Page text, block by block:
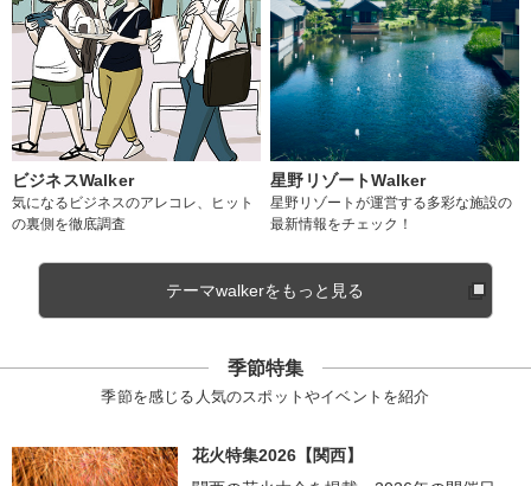
ビジネスWalker
気になるビジネスのアレコレ、ヒット
の裏側を徹底調査
星野リゾートWalker
星野リゾートが運営する多彩な施設の
最新情報をチェック！
テーマwalkerをもっと見る
季節特集
季節を感じる人気のスポットやイベントを紹介
花火特集2026【関西】